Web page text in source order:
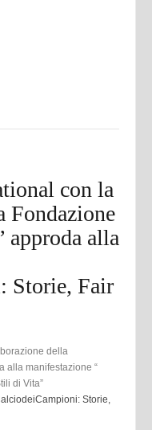
con la
Fondazione
approda alla
Storie, Fair
Storie,